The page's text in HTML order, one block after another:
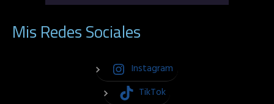
Mis Redes Sociales
Instagram
TikTok